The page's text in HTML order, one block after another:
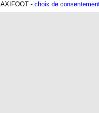
- choix de